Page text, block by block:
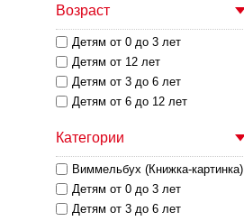
Возраст
Детям от 0 до 3 лет
Детям от 12 лет
Детям от 3 до 6 лет
Детям от 6 до 12 лет
Категории
Виммельбух (Книжка-картинка)
Детям от 0 до 3 лет
Детям от 3 до 6 лет